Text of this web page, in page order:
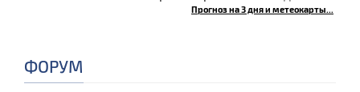
Прогноз на 3 дня и метеокарты...
ФОРУМ